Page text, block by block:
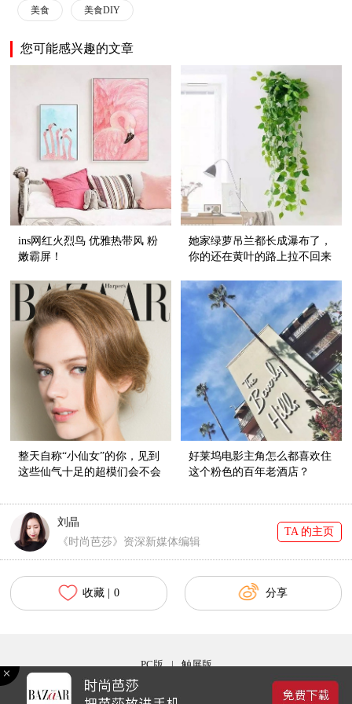
美食 美食DIY
您可能感兴趣的文章
ins网红火烈鸟 优雅热带风 粉
嫩霸屏！
她家绿萝吊兰都长成瀑布了，
你的还在黄叶的路上拉不回来
整天自称“小仙女”的你，见到
这些仙气十足的超模们会不会
好莱坞电影主角怎么都喜欢住
这个粉色的百年老酒店？
刘晶
《时尚芭莎》资深新媒体编辑
TA 的主页
收藏 | 0 分享
PC版 | 触屏版
Copyright © 2017 bazaar.com.cn 北京时尚在线网络服务有限公司 京ICP备030044号